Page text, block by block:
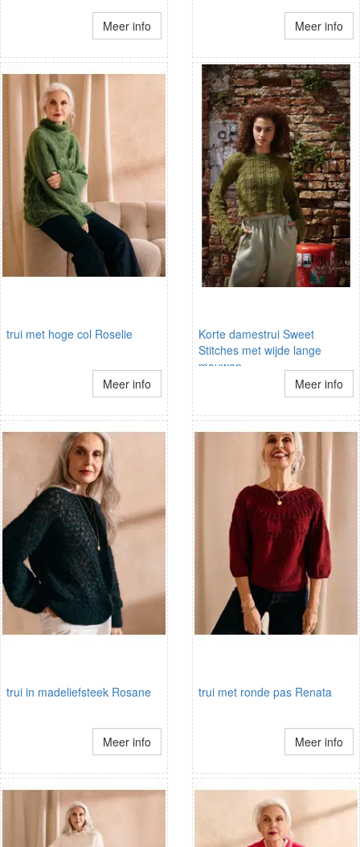
Meer info Meer info
trui met hoge col Roselie
Meer info
Korte damestrui Sweet
Stitches met wijde lange
mouwen
Meer info
trui in madeliefsteek Rosane
Meer info
trui met ronde pas Renata
Meer info